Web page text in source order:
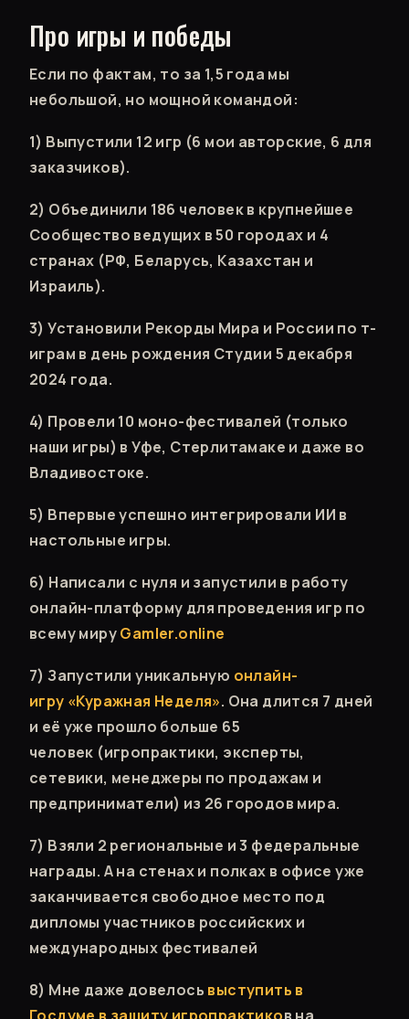
Про игры и победы
Если по фактам, то за 1,5 года мы
небольшой, но мощной командой:
1) Выпустили 12 игр (6 мои авторские, 6 для
заказчиков).
2) Объединили 186 человек в крупнейшее
Сообщество ведущих в 50 городах и 4
странах (РФ, Беларусь, Казахстан и
Израиль).
3) Установили Рекорды Мира и России по т-
играм в день рождения Студии 5 декабря
2024 года.
4) Провели 10 моно-фестивалей (только
наши игры) в Уфе, Стерлитамаке и даже во
Владивостоке.
5) Впервые успешно интегрировали ИИ в
настольные игры.
6) Написали с нуля и запустили в работу
онлайн-платформу для проведения игр по
всему мируGamler.online
7) Запустили уникальную онлайн-
игру «Куражная Неделя». Она длится 7 дней
и еë уже прошло больше 65
человек (игропрактики, эксперты,
сетевики, менеджеры по продажам и
предприниматели) из 26 городов мира.
7) Взяли 2 региональные и 3 федеральные
награды. А на стенах и полках в офисе уже
заканчивается свободное место под
дипломы участников российских и
международных фестивалей
8) Мне даже довелось выступить в